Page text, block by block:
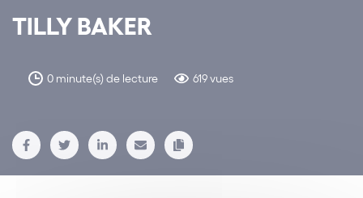
TILLY BAKER
0 minute(s) de lecture 619 vues